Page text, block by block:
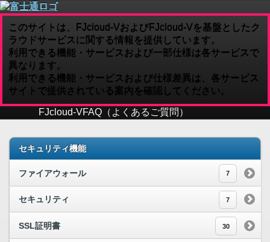
このサイトは、FJcloud-VおよびFJcloud-Vを基盤としたク
ラウドサービスに関する情報を提供しています。
利用できる機能・サービスおよび一部仕様は各サービスで
異なります。
利用できる機能・サービスおよび仕様差異は、各サービス
サイトで提供されている案内を確認してください。
FJcloud-VFAQ（よくあるご質問）
セキュリティ機能
ファイアウォール 7
セキュリティ 7
SSL証明書 30